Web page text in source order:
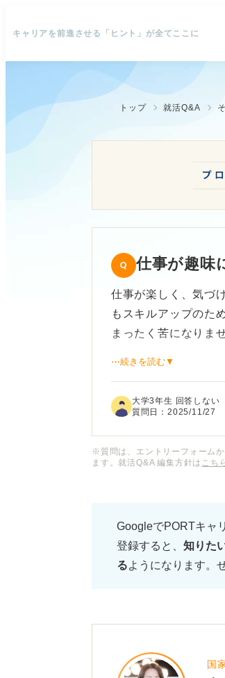
キャリアを前進させる「ヒント」が全てここに
トップ 就活Q&A
仕事が趣味
仕事が楽しく、気づ
もスキルアップのた
まったく苦になりま
す。
仕事とプライベート
なのでしょうか？ こ
⋯続きを読む▼
大学3年生 回答しない
質問日：2025/11/27
※質問は、エントリーフォーム
ます。就活Q&A 編集方針は こち
GoogleでPORTキャ
登録すると、 知りた
るようになります。
国